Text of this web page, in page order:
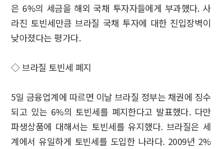
은 6%의 세금을 해외 국채 투자자들에게 부과했다. 사
라진 토빈세만큼 브라질 국채 투자에 대한 진입장벽이
낮아졌다는 평가다.
◇ 브라질 토빈세 폐지
5일 금융업계에 따르면 이날 브라질 정부는 채권에 징수
되고 있는 6%의 토빈세를 폐지한다고 발표했다. 다만
파생상품에 대해서는 토빈세를 유지했다. 브라질은 세
계에서 유일하게 토빈세를 도입한 나라다. 2009년 2%